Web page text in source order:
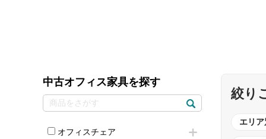
中古オフィス家具を探す
オフィスチェア
絞り
エリ